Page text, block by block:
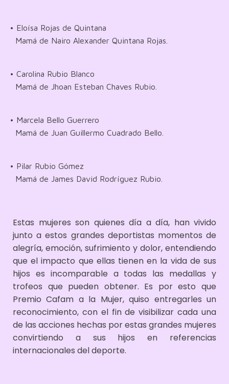
• Eloísa Rojas de Quintana
Mamá de Nairo Alexander Quintana Rojas.
• Carolina Rubio Blanco
Mamá de Jhoan Esteban Chaves Rubio.
• Marcela Bello Guerrero
Mamá de Juan Guillermo Cuadrado Bello.
• Pilar Rubio Gómez
Mamá de James David Rodríguez Rubio.
Estas mujeres son quienes día a día, han vivido
junto a estos grandes deportistas momentos de
alegría, emoción, sufrimiento y dolor, entendiendo
que el impacto que ellas tienen en la vida de sus
hijos es incomparable a todas las medallas y
trofeos que pueden obtener. Es por esto que
Premio Cafam a la Mujer, quiso entregarles un
reconocimiento, con el fin de visibilizar cada una
de las acciones hechas por estas grandes mujeres
convirtiendo a sus hijos en referencias
internacionales del deporte.